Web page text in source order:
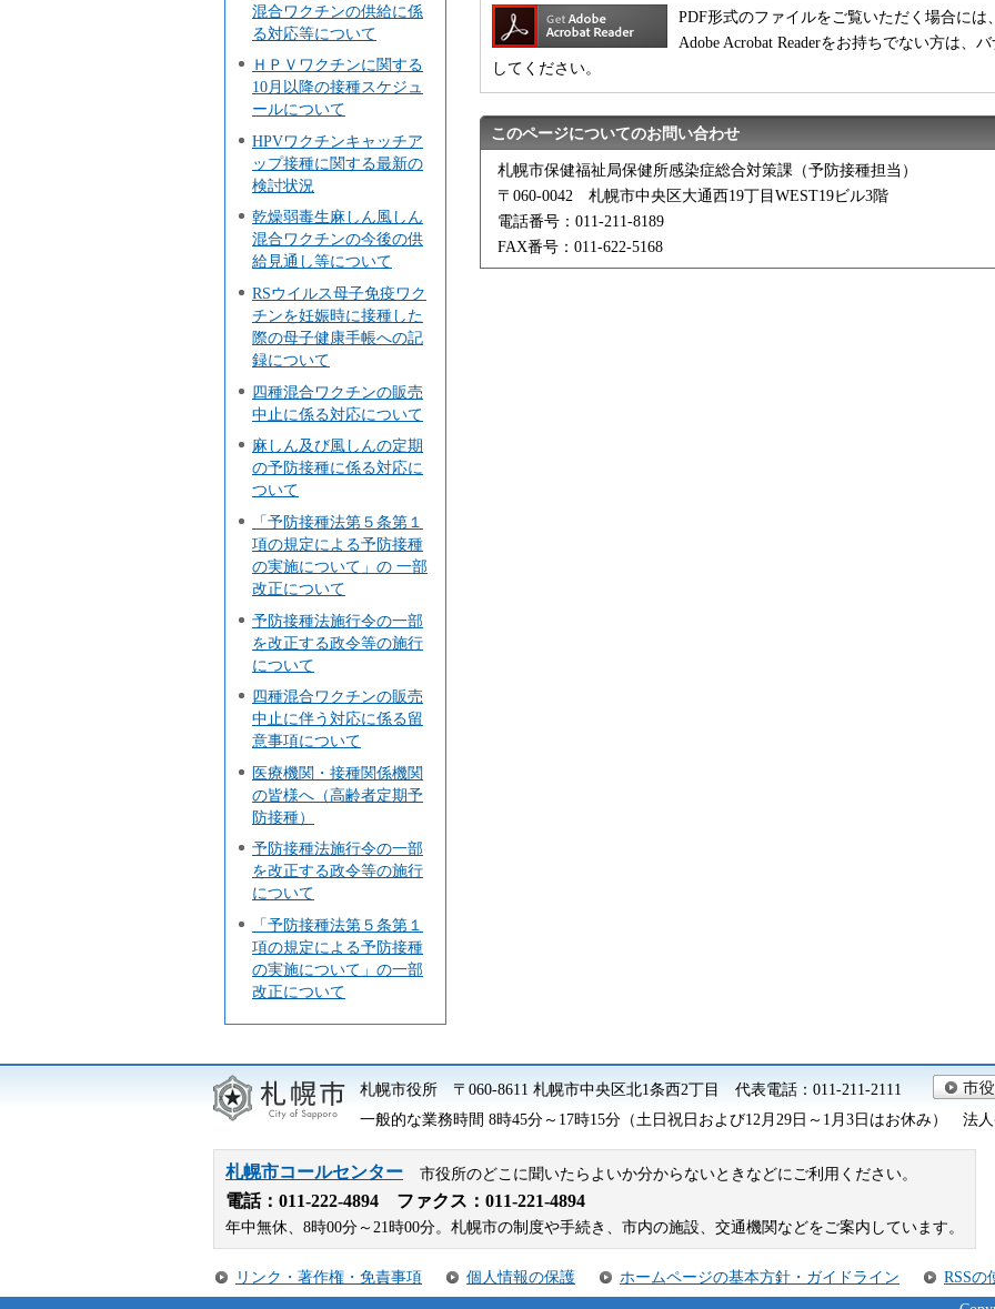
混合ワクチンの供給に係
る対応等について
ＨＰＶワクチンに関する
10月以降の接種スケジュ
ールについて
HPVワクチンキャッチア
ップ接種に関する最新の
検討状況
乾燥弱毒生麻しん風しん
混合ワクチンの今後の供
給見通し等について
RSウイルス母子免疫ワク
チンを妊娠時に接種した
際の母子健康手帳への記
録について
四種混合ワクチンの販売
中止に係る対応について
麻しん及び風しんの定期
の予防接種に係る対応に
ついて
「予防接種法第５条第１
項の規定による予防接種
の実施について」の 一部
改正について
予防接種法施行令の一部
を改正する政令等の施行
について
四種混合ワクチンの販売
中止に伴う対応に係る留
意事項について
医療機関・接種関係機関
の皆様へ（高齢者定期予
防接種）
予防接種法施行令の一部
を改正する政令等の施行
について
「予防接種法第５条第１
項の規定による予防接種
の実施について」の一部
改正について
PDF形式のファイルをご覧いただく場合には
Adobe Acrobat Readerをお持ちでない方は、
してください。
このページについてのお問い合わせ
札幌市保健福祉局保健所感染症総合対策課（予防接種担当）
〒060-0042 札幌市中央区大通西19丁目WEST19ビル3階
電話番号：011-211-8189
FAX番号：011-622-5168
札幌市役所 〒060-8611 札幌市中央区北1条西2丁目 代表電話：011-211-2111
一般的な業務時間 8時45分～17時15分（土日祝日および12月29日～1月3日はお休み） 法人
札幌市コールセンター 市役所のどこに聞いたらよいか分からないときなどにご利用ください。
電話： 011-222-4894 ファクス：011-221-4894
年中無休、8時00分～21時00分。札幌市の制度や手続き、市内の施設、交通機関などをご案内しています。
リンク・著作権・免責事項 個人情報の保護 ホームページの基本方針・ガイドライン
RSSの